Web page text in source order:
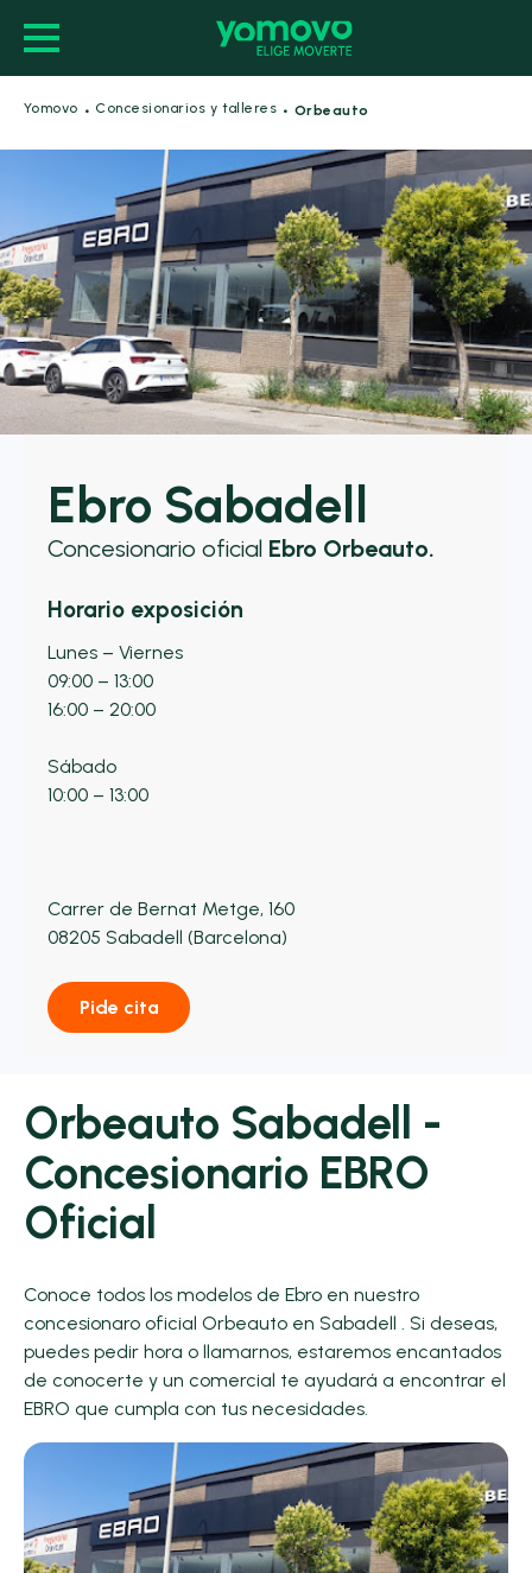
Yomovo · Concesionarios y talleres · Orbeauto
Ebro Sabadell
Concesionario oficial Ebro Orbeauto.
Horario exposición
Lunes – Viernes
09:00 – 13:00
16:00 – 20:00
Sábado
10:00 – 13:00
Carrer de Bernat Metge, 160
08205 Sabadell (Barcelona)
Pide cita
Orbeauto Sabadell -
Concesionario EBRO
Oficial
Conoce todos los modelos de Ebro en nuestro
concesionaro oficial Orbeauto en Sabadell . Si deseas,
puedes pedir hora o llamarnos, estaremos encantados
de conocerte y un comercial te ayudará a encontrar el
EBRO que cumpla con tus necesidades.